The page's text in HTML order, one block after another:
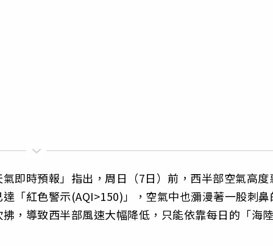
即時預報」指出，周日（7日）前，西半部空氣高度
「紅色警示(AQI>150)」，空氣中也瀰漫著一股刺鼻
，導致西半部風速大幅降低，只能依靠每日的「海陸